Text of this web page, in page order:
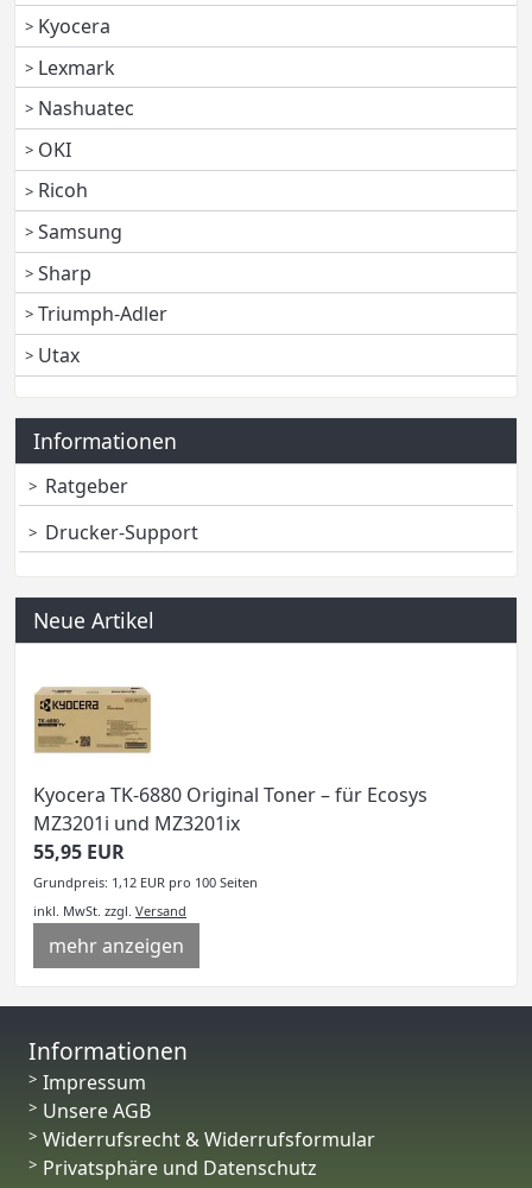
Kyocera
Lexmark
Nashuatec
OKI
Ricoh
Samsung
Sharp
Triumph-Adler
Utax
Informationen
Ratgeber
Drucker-Support
Neue Artikel
Kyocera TK-6880 Original Toner – für Ecosys
MZ3201i und MZ3201ix
55,95 EUR
Grundpreis: 1,12 EUR pro 100 Seiten
inkl. MwSt. zzgl. Versand
mehr anzeigen
Informationen
Impressum
Unsere AGB
Widerrufsrecht & Widerrufsformular
Privatsphäre und Datenschutz